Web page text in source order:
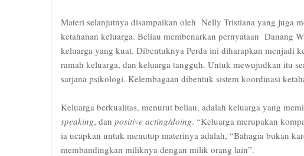
Materi selanjutnya disampaikan oleh Nelly Tristiana yang juga
ketahanan keluarga. Beliau membenarkan pernyataan Danang
keluarga yang kuat. Dibentuknya Perda ini diharapkan menjadi
ramah keluarga, dan keluarga tangguh. Untuk mewujudkan itu
sarjana psikologi. Kelembagaan dibentuk sistem koordinasi
Keluarga berkualitas, menurut beliau, adalah keluarga yang
speaking, dan positive acting/doing. “Keluarga merupakan
ia ucapkan untuk menutup materinya adalah, “Bahagia bukan
membandingkan miliknya dengan milik orang lain”.